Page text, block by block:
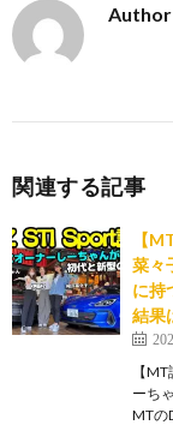
Author
関連する記事
【
菜々
に持
結果
【
ーち
MTの